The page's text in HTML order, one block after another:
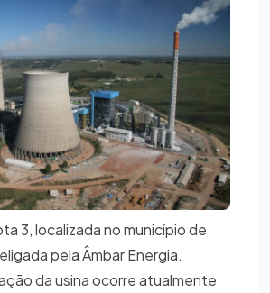
3, localizada no município de
pela Âmbar Energia.
da usina ocorre atualmente